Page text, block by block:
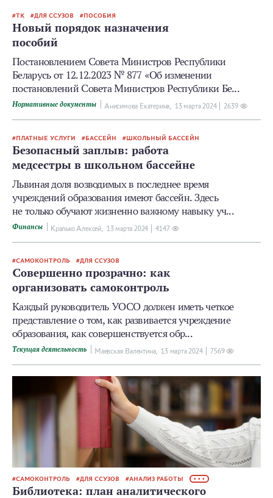
ТК ДЛЯ ССУЗОВ ПОСОБИЯ
Новый порядок назначения
пособий
Постановлением Совета Министров Республики
Беларусь от 12.12.2023 № 877 «Об изменении
постановлений Совета Министров Республики Бе...
Нормативные документы Анисимова Екатерина, 13 мартa 2024 2639
ПЛАТНЫЕ УСЛУГИ БАССЕЙН ШКОЛЬНЫЙ БАССЕЙН
Безопасный заплыв: работа
медсестры в школьном бассейне
Львиная доля возводимых в последнее время
учреждений образования имеют бассейн. Здесь
не только обучают жизненно важному навыку уч...
Финансы Кралько Алексей, 13 мартa 2024 4147
САМОКОНТРОЛЬ ДЛЯ ССУЗОВ
Совершенно прозрачно: как
организовать самоконтроль
Каждый руководитель УОСО должен иметь четкое
представление о том, как развивается учреждение
образования, как совершенствуется обр...
Текущая деятельность Маевская Валентина, 13 мартa 2024 7569
САМОКОНТРОЛЬ ДЛЯ ССУЗОВ АНАЛИЗ РАБОТЫ • • •
Библиотека: план аналитического